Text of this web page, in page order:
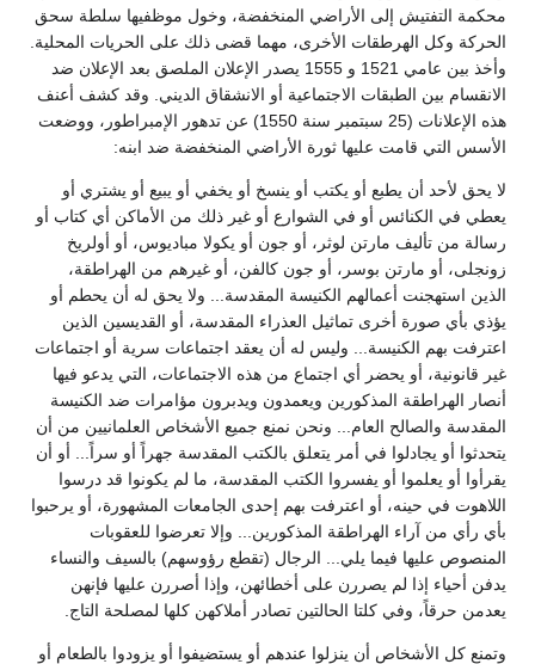
محكمة التفتيش إلى الأراضي المنخفضة، وخول موظفيها سلطة سحق
الحركة وكل الهرطقات الأخرى، مهما قضى ذلك على الحريات المحلية.
وأخذ بين عامي 1521 و 1555 يصدر الإعلان الملصق بعد الإعلان ضد
الانقسام بين الطبقات الاجتماعية أو الانشقاق الديني. وقد كشف أعنف
هذه الإعلانات (25 سبتمبر سنة 1550) عن تدهور الإمبراطور، ووضعت
الأسس التي قامت عليها ثورة الأراضي المنخفضة ضد ابنه:
لا يحق لأحد أن يطبع أو يكتب أو ينسخ أو يخفي أو يبيع أو يشتري أو
يعطي في الكنائس أو في الشوارع أو غير ذلك من الأماكن أي كتاب أو
رسالة من تأليف مارتن لوثر، أو جون أو يكولا مباديوس، أو أولريخ
زونجلى، أو مارتن بوسر، أو جون كالفن، أو غيرهم من الهراطقة،
الذين استهجنت أعمالهم الكنيسة المقدسة... ولا يحق له أن يحطم أو
يؤذي بأي صورة أخرى تماثيل العذراء المقدسة، أو القديسين الذين
اعترفت بهم الكنيسة... وليس له أن يعقد اجتماعات سرية أو اجتماعات
غير قانونية، أو يحضر أي اجتماع من هذه الاجتماعات، التي يدعو فيها
أنصار الهراطقة المذكورين ويعمدون ويدبرون مؤامرات ضد الكنيسة
المقدسة والصالح العام... ونحن نمنع جميع الأشخاص العلمانيين من أن
يتحدثوا أو يجادلوا في أمر يتعلق بالكتب المقدسة جهراً أو سراً... أو أن
يقرأوا أو يعلموا أو يفسروا الكتب المقدسة، ما لم يكونوا قد درسوا
اللاهوت في حينه، أو اعترفت بهم إحدى الجامعات المشهورة، أو يرحبوا
بأي رأي من آراء الهراطقة المذكورين... وإلا تعرضوا للعقوبات
المنصوص عليها فيما يلي... الرجال (تقطع رؤوسهم) بالسيف والنساء
يدفن أحياء إذا لم يصررن على أخطائهن، وإذا أصررن عليها فإنهن
يعدمن حرقاً، وفي كلتا الحالتين تصادر أملاكهن كلها لمصلحة التاج.
وتمنع كل الأشخاص أن ينزلوا عندهم أو يستضيفوا أو يزودوا بالطعام أو